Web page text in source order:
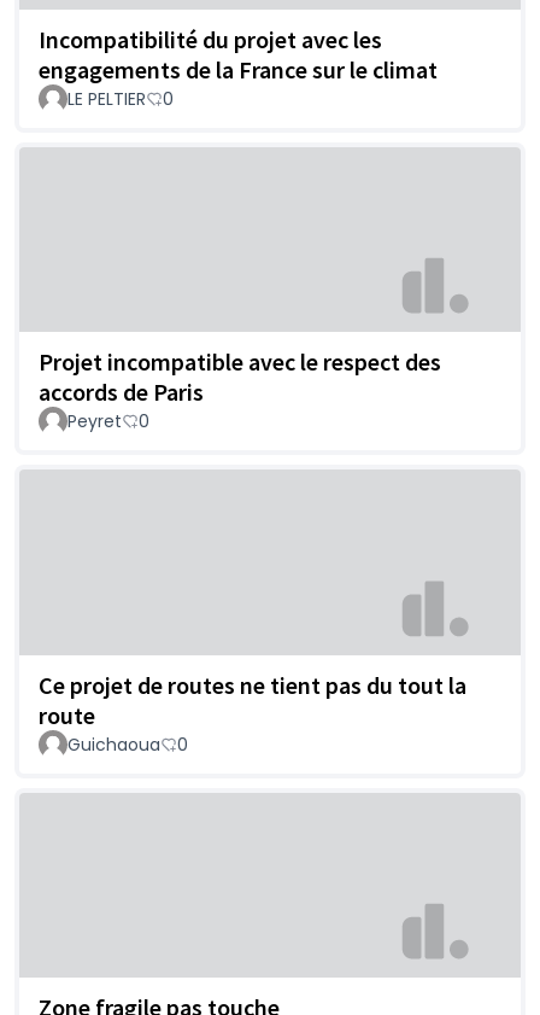
Incompatibilité du projet avec les
engagements de la France sur le climat
LE PELTIER 0
Projet incompatible avec le respect des
accords de Paris
Peyret 0
Ce projet de routes ne tient pas du tout la
route
Guichaoua 0
Zone fragile pas touche